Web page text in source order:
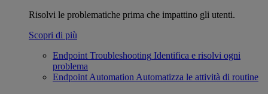
Risolvi le problematiche prima che impattino gli utenti.
Scopri di più
Endpoint Troubleshooting Identifica e risolvi ogni
problema
Endpoint Automation Automatizza le attività di routine